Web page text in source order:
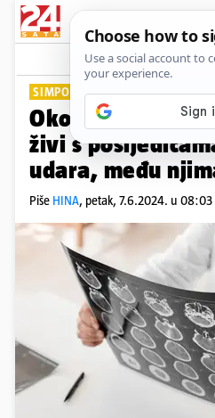
SIMPOZIJ U ZAGEBU
Oko 80.000 ljudi
živi s
udara, među
Piše HINA, petak, 7.6.2024. u 08:03